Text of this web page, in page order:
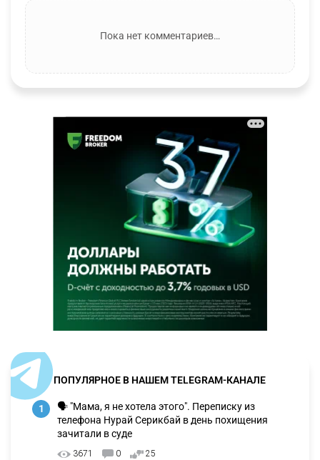
Пока нет комментариев…
ПОПУЛЯРНОЕ В НАШЕМ TELEGRAM-КАНАЛЕ
1
🗣 "Мама, я не хотела этого". Переписку из
телефона Нурай Серикбай в день похищения
зачитали в суде
3671 0 25